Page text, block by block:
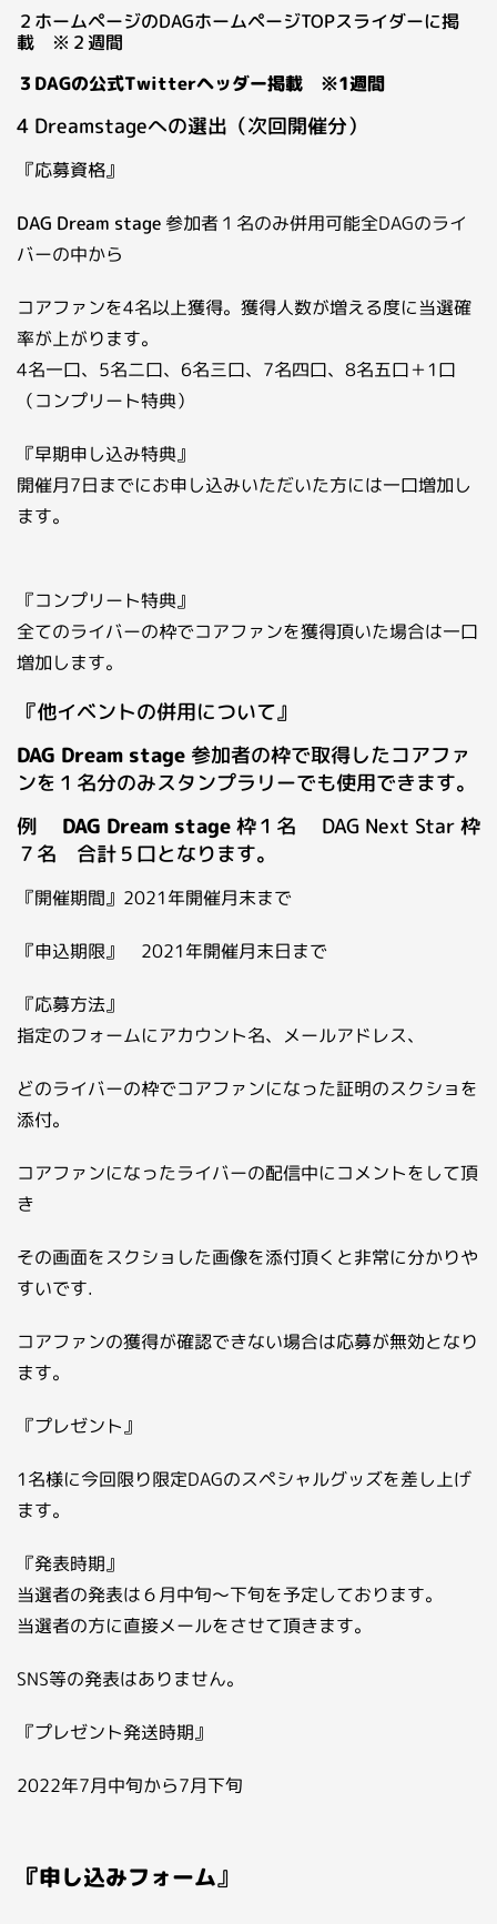
２ホームページのDAGホームページTOPスライダーに掲
載 ※２週間
３DAGの公式Twitterヘッダー掲載 ※1週間
4 Dreamstageへの選出（次回開催分）
『応募資格』
DAG Dream stage 参加者１名のみ併用可能全DAGのライ
バーの中から
コアファンを4名以上獲得。獲得人数が増える度に当選確
率が上がります。
4名一口、5名二口、6名三口、7名四口、8名五口＋1口
（コンプリート特典）
『早期申し込み特典』
開催月7日までにお申し込みいただいた方には一口増加し
ます。
『コンプリート特典』
全てのライバーの枠でコアファンを獲得頂いた場合は一口
増加します。
『他イベントの併用について』
DAG Dream stage 参加者の枠で取得したコアファ
ンを１名分のみスタンプラリーでも使用できます。
例 DAG Dream stage 枠１名 DAG Next Star 枠
７名 合計５口となります。
『開催期間』2021年開催月末まで
『申込期限』 2021年開催月末日まで
『応募方法』
指定のフォームにアカウント名、メールアドレス、
どのライバーの枠でコアファンになった証明のスクショを
添付。
コアファンになったライバーの配信中にコメントをして頂
き
その画面をスクショした画像を添付頂くと非常に分かりや
すいです.
コアファンの獲得が確認できない場合は応募が無効となり
ます。
『プレゼント』
1名様に今回限り限定DAGのスペシャルグッズを差し上げ
ます。
『発表時期』
当選者の発表は６月中旬～下旬を予定しております。
当選者の方に直接メールをさせて頂きます。
SNS等の発表はありません。
『プレゼント発送時期』
2022年7月中旬から7月下旬
『申し込みフォーム』